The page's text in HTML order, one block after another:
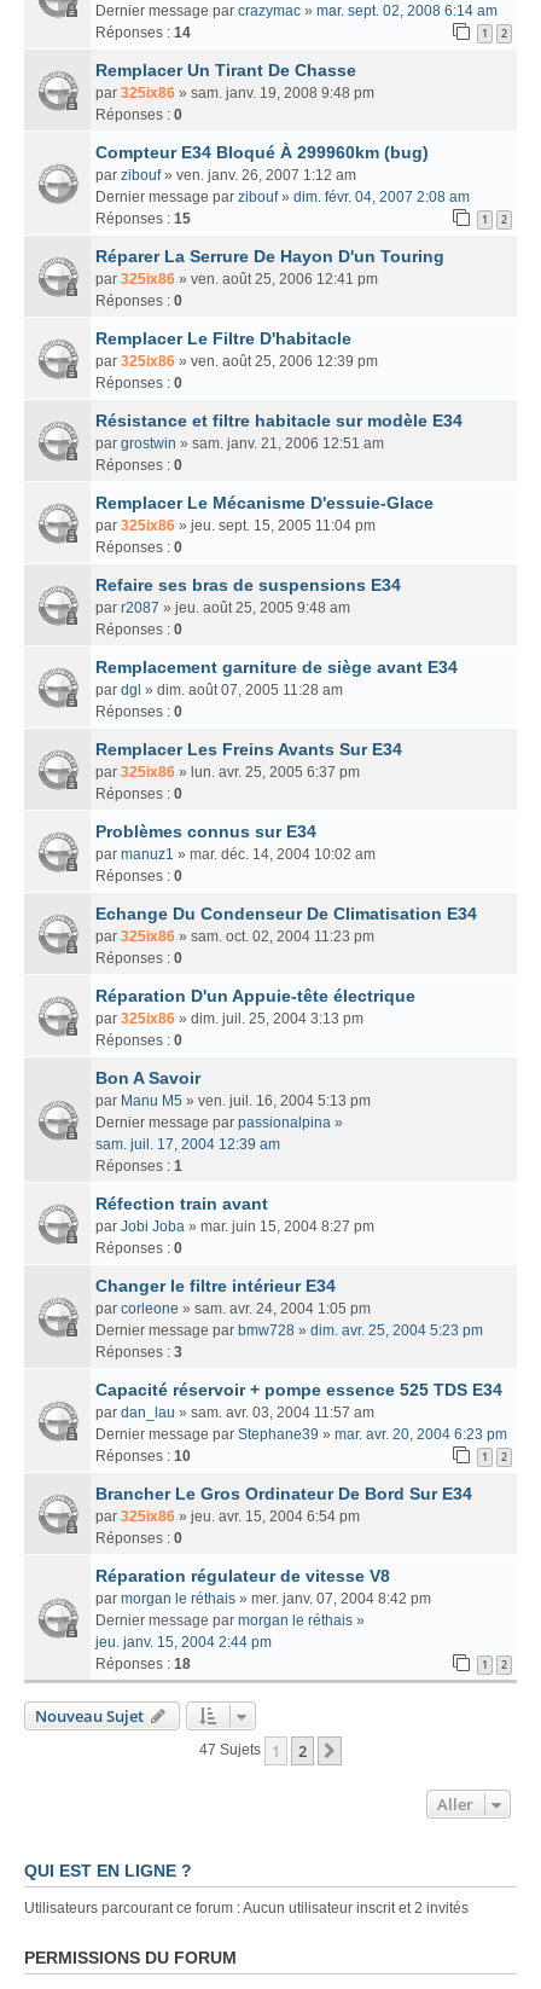
Dernier message par crazymac » mar. sept. 02, 2008 6:14 am
Réponses : 14 1 2
Remplacer Un Tirant De Chasse
par 325ix86 » sam. janv. 19, 2008 9:48 pm
Réponses : 0
Compteur E34 Bloqué À 299960km (bug)
par zibouf» ven. janv. 26, 2007 1:12 am
Dernier message par zibouf» dim. févr. 04, 2007 2:08 am
Réponses : 15 1 2
Réparer La Serrure De Hayon D'un Touring
par 325ix86 » ven. août 25, 2006 12:41 pm
Réponses : 0
Remplacer Le Filtre D'habitacle
par 325ix86 » ven. août 25, 2006 12:39 pm
Réponses : 0
Résistance et filtre habitacle sur modèle E34
par grostwin » sam. janv. 21, 2006 12:51 am
Réponses : 0
Remplacer Le Mécanisme D'essuie-Glace
par 325ix86 » jeu. sept. 15, 2005 11:04 pm
Réponses : 0
Refaire ses bras de suspensions E34
par r2087 » jeu. août 25, 2005 9:48 am
Réponses : 0
Remplacement garniture de siège avant E34
par dgl » dim. août 07, 2005 11:28 am
Réponses : 0
Remplacer Les Freins Avants Sur E34
par 325ix86 » lun. avr. 25, 2005 6:37 pm
Réponses : 0
Problèmes connus sur E34
par manuz1 » mar. déc. 14, 2004 10:02 am
Réponses : 0
Echange Du Condenseur De Climatisation E34
par 325ix86 » sam. oct. 02, 2004 11:23 pm
Réponses : 0
Réparation D'un Appuie-tête électrique
par 325ix86 » dim. juil. 25, 2004 3:13 pm
Réponses : 0
Bon A Savoir
par Manu M5 » ven. juil. 16, 2004 5:13 pm
Dernier message par passionalpina »
sam. juil. 17, 2004 12:39 am
Réponses : 1
Réfection train avant
par Jobi Joba » mar. juin 15, 2004 8:27 pm
Réponses : 0
Changer le filtre intérieur E34
par corleone » sam. avr. 24, 2004 1:05 pm
Dernier message par bmw728 » dim. avr. 25, 2004 5:23 pm
Réponses : 3
Capacité réservoir + pompe essence 525 TDS E34
par dan_lau » sam. avr. 03, 2004 11:57 am
Dernier message par Stephane39 » mar. avr. 20, 2004 6:23 pm
Réponses : 10 1 2
Brancher Le Gros Ordinateur De Bord Sur E34
par 325ix86 » jeu. avr. 15, 2004 6:54 pm
Réponses : 0
Réparation régulateur de vitesse V8
par morgan le réthais » mer. janv. 07, 2004 8:42 pm
Dernier message par morgan le réthais »
jeu. janv. 15, 2004 2:44 pm
Réponses : 18 1 2
Nouveau Sujet
47 Sujets 1 2
Aller
QUI EST EN LIGNE ?
Utilisateurs parcourant ce forum : Aucun utilisateur inscrit et 2 invités
PERMISSIONS DU FORUM